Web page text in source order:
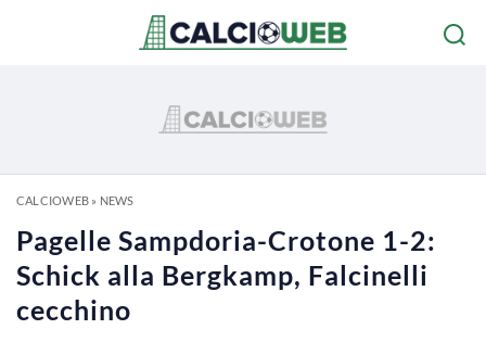
CALCIOWEB» NEWS
Pagelle Sampdoria-Crotone 1-2:
Schick alla Bergkamp, Falcinelli
cecchino